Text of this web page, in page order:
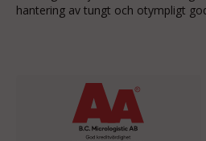
hantering av tungt och otympligt